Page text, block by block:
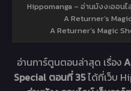
Hippomanga – อ่านมังงะออน
A Returner’s
A Returner’s Magic
อ่านการ์ตูนตอนล่าสุด เรื่อง
Special ตอนที่ 35ได้ที่เว็บ